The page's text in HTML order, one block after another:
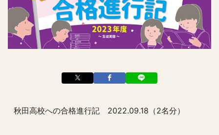
秋田高校への合格進行記 2022.09.18（2名分）